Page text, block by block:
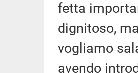
fetta
dignitoso,
vogliamo
avendo